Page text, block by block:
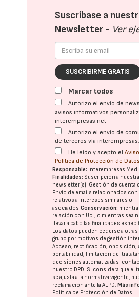
Suscríbase a
Newsletter - Ver
SUSCRIBIRME GRATIS
Marcar todos
Autorizo el envío de
avisos informativos
interempresas.net
Autorizo el envío de
de terceros vía
He leído y acepto el
Política de Protección de Datos
Responsable: Interempresas
Finalidades: Suscripción a
newsletter(s). Gestión de cuenta
Envío de emails relacionados con
relativos a intereses similares o
asociados.Conservación:
relación con Ud., o mientras sea
llevar a cabo las finalidades
Los datos pueden cederse a otras
grupo por motivos de gestión
Acceso, rectificación, oposición,
portabilidad, limitación del
decisiones automatizadas:
nuestro DPD. Si considera que el
se ajusta a la normativa vigente,
reclamación ante laAEPD.Más
Política de Protección de Datos